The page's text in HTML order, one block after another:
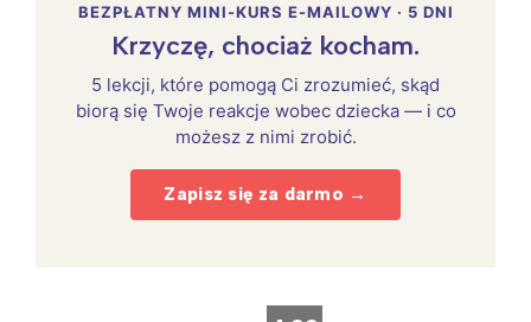
BEZPŁATNY MINI-KURS E-MAILOWY · 5 DNI
Krzyczę, chociaż kocham.
5 lekcji, które pomogą Ci zrozumieć, skąd
biorą się Twoje reakcje wobec dziecka — i co
możesz z nimi zrobić.
Zapisz się za darmo →